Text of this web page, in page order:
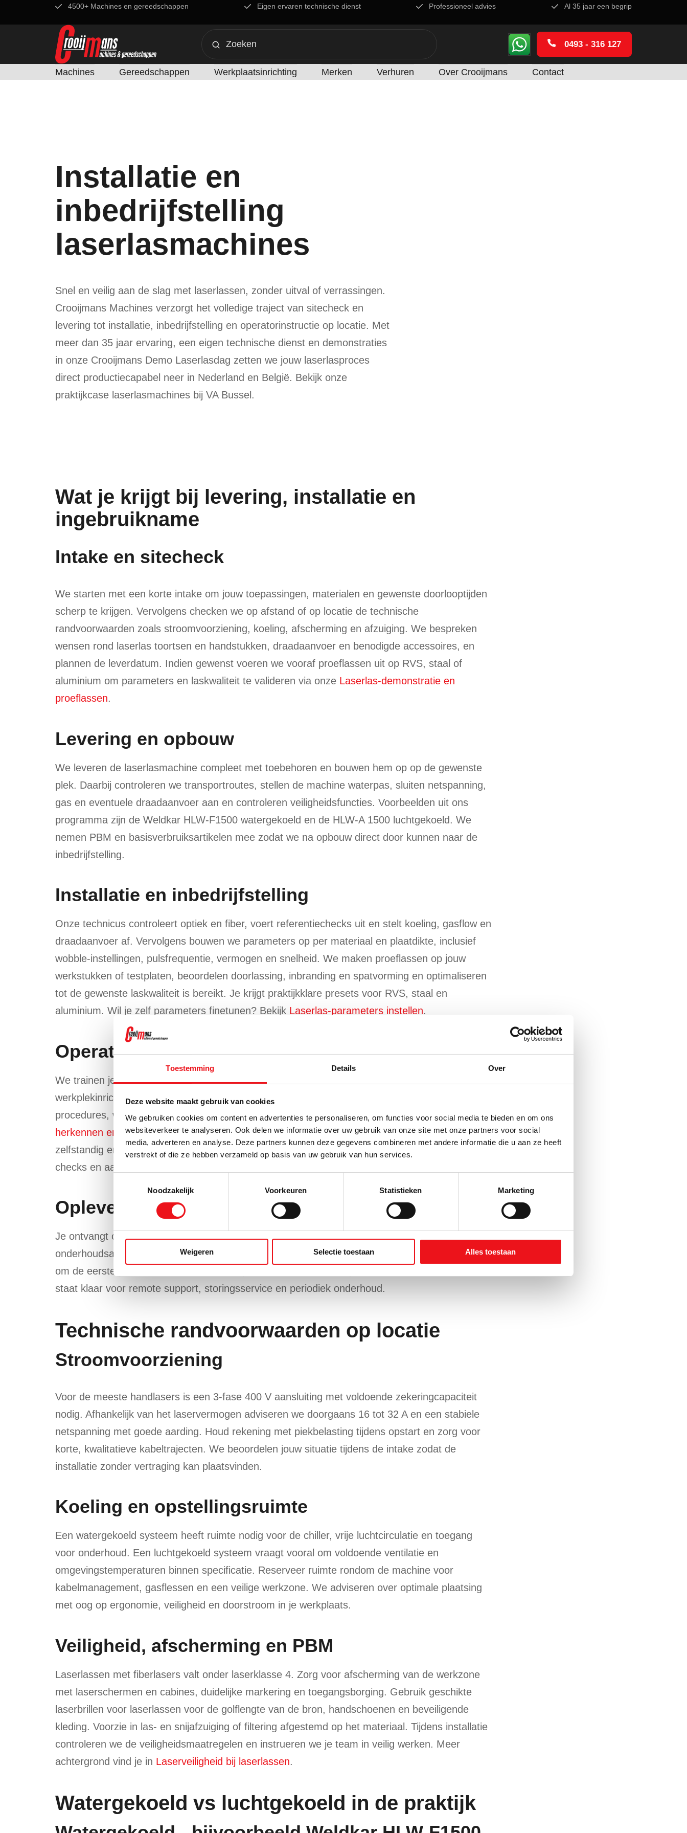
Toestemming Details Over
Deze website maakt gebruik van cookies
We gebruiken cookies om content en advertenties te personaliseren, om functies voor social media te bieden en om ons
websiteverkeer te analyseren. Ook delen we informatie over uw gebruik van onze site met onze partners voor social
media, adverteren en analyse. Deze partners kunnen deze gegevens combineren met andere informatie die u aan ze heeft
verstrekt of die ze hebben verzameld op basis van uw gebruik van hun services.
Noodzakelijk
Voorkeuren Statistieken Marketing
Weigeren Selectie toestaan Alles toestaan
4500+ Machines en gereedschappen Eigen ervaren technische dienst Professioneel advies Al 35 jaar een begrip
0493 - 316 127
Machines Gereedschappen Werkplaatsinrichting Merken Verhuren Over Crooijmans Contact
Installatie en
inbedrijfstelling
laserlasmachines
Snel en veilig aan de slag met laserlassen, zonder uitval of verrassingen.
Crooijmans Machines verzorgt het volledige traject van sitecheck en
levering tot installatie, inbedrijfstelling en operatorinstructie op locatie. Met
meer dan 35 jaar ervaring, een eigen technische dienst en demonstraties
in onze Crooijmans Demo Laserlasdag zetten we jouw laserlasproces
direct productiecapabel neer in Nederland en België. Bekijk onze
praktijkcase laserlasmachines bij VA Bussel.
Wat je krijgt bij levering, installatie en
ingebruikname
Intake en sitecheck
We starten met een korte intake om jouw toepassingen, materialen en gewenste doorlooptijden
scherp te krijgen. Vervolgens checken we op afstand of op locatie de technische
randvoorwaarden zoals stroomvoorziening, koeling, afscherming en afzuiging. We bespreken
wensen rond laserlas toortsen en handstukken, draadaanvoer en benodigde accessoires, en
plannen de leverdatum. Indien gewenst voeren we vooraf proeflassen uit op RVS, staal of
aluminium om parameters en laskwaliteit te valideren via onze Laserlas-demonstratie en
proeflassen.
Levering en opbouw
We leveren de laserlasmachine compleet met toebehoren en bouwen hem op op de gewenste
plek. Daarbij controleren we transportroutes, stellen de machine waterpas, sluiten netspanning,
gas en eventuele draadaanvoer aan en controleren veiligheidsfuncties. Voorbeelden uit ons
programma zijn de Weldkar HLW-F1500 watergekoeld en de HLW-A 1500 luchtgekoeld. We
nemen PBM en basisverbruiksartikelen mee zodat we na opbouw direct door kunnen naar de
inbedrijfstelling.
Installatie en inbedrijfstelling
Onze technicus controleert optiek en fiber, voert referentiechecks uit en stelt koeling, gasflow en
draadaanvoer af. Vervolgens bouwen we parameters op per materiaal en plaatdikte, inclusief
wobble-instellingen, pulsfrequentie, vermogen en snelheid. We maken proeflassen op jouw
werkstukken of testplaten, beoordelen doorlassing, inbranding en spatvorming en optimaliseren
tot de gewenste laskwaliteit is bereikt. Je krijgt praktijkklare presets voor RVS, staal en
aluminium. Wil je zelf parameters finetunen? Bekijk Laserlas-parameters instellen.
Operatorinstructie en veiligheidstraining
We trainen je operators aan de machine met focus op veiligheid bij laserklasse 4,
werkplekinrichting, PBM-keuze en praktische laskennis. Onderwerpen zijn onder meer start-stop
procedures, wisselen van nozzle en draadaanvoer, schoon en consistent lassen,Fouten
herkennen en oplossen bij laserlassenen dagelijks onderhoud. Na de instructie kan je team
zelfstandig en veilig produceren met reproduceerbare resultaten. Voor ARBO/laserklasse-
checks en aanvullende begeleiding bieden we
Oplevering, documentatie en nazorg
Je ontvangt opleverdocumenten met geaccordeerde lasproeven, parameterbladen,
onderhoudsadvies en een verkorte werkplekinstructie. We plannen desgewenst een follow-up
om de eerste producties te evalueren en processen aan te scherpen. Onze technische dienst
staat klaar voor remote support, storingsservice en periodiek onderhoud.
Technische randvoorwaarden op locatie
Stroomvoorziening
Voor de meeste handlasers is een 3-fase 400 V aansluiting met voldoende zekeringcapaciteit
nodig. Afhankelijk van het laservermogen adviseren we doorgaans 16 tot 32 A en een stabiele
netspanning met goede aarding. Houd rekening met piekbelasting tijdens opstart en zorg voor
korte, kwalitatieve kabeltrajecten. We beoordelen jouw situatie tijdens de intake zodat de
installatie zonder vertraging kan plaatsvinden.
Koeling en opstellingsruimte
Een watergekoeld systeem heeft ruimte nodig voor de chiller, vrije luchtcirculatie en toegang
voor onderhoud. Een luchtgekoeld systeem vraagt vooral om voldoende ventilatie en
omgevingstemperaturen binnen specificatie. Reserveer ruimte rondom de machine voor
kabelmanagement, gasflessen en een veilige werkzone. We adviseren over optimale plaatsing
met oog op ergonomie, veiligheid en doorstroom in je werkplaats.
Veiligheid, afscherming en PBM
Laserlassen met fiberlasers valt onder laserklasse 4. Zorg voor afscherming van de werkzone
met laserschermen en cabines, duidelijke markering en toegangsborging. Gebruik geschikte
laserbrillen voor laserlassen voor de golflengte van de bron, handschoenen en beveiligende
kleding. Voorzie in las- en snijafzuiging of filtering afgestemd op het materiaal. Tijdens installatie
controleren we de veiligheidsmaatregelen en instrueren we je team in veilig werken. Meer
achtergrond vind je in Laserveiligheid bij laserlassen.
Watergekoeld vs luchtgekoeld in de praktijk